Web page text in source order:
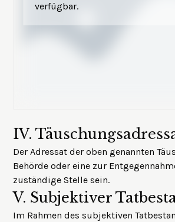
verfügbar.
IV.
Der Adressat der oben genannten
Behörde oder eine zur
zuständige Stelle sein.
V. Subjektiver
Im Rahmen des subjektiven